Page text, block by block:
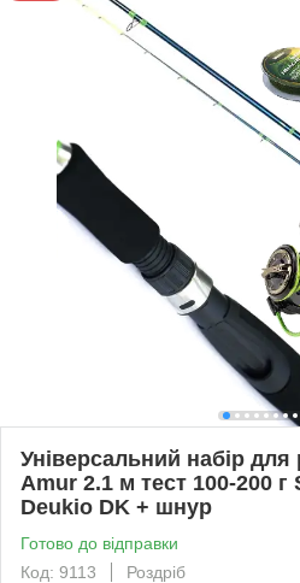
Універсальний набір
Amur 2.1 м тест 100-200
Deukio DK + шнур
Готово до відправки
Код: 9113
Роздріб